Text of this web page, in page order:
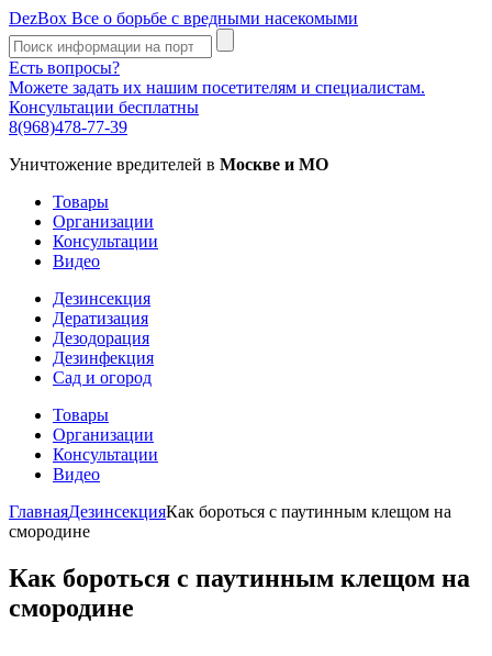
DezBox Все о борьбе с вредными насекомыми
Есть вопросы?
Можете задать их нашим посетителям и специалистам.
Консультации бесплатны
8(968)478-77-39
Уничтожение вредителей в Москве и МО
Товары
Организации
Консультации
Видео
Дезинсекция
Дератизация
Дезодорация
Дезинфекция
Сад и огород
Товары
Организации
Консультации
Видео
ГлавнаяДезинсекцияКак бороться с паутинным клещом на
смородине
Как бороться с паутинным клещом на
смородине